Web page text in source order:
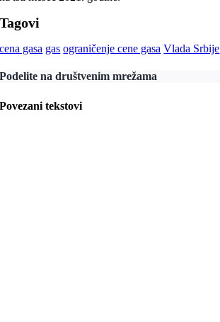
Tagovi
cena gasa gas ograničenje cene gasa Vlada Srbije
Podelite na društvenim mrežama
Povezani tekstovi